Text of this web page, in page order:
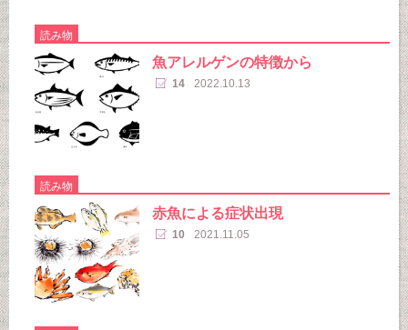
読み物
魚アレルゲンの特徴から
14 2022.10.13
読み物
赤魚による症状出現
10 2021.11.05